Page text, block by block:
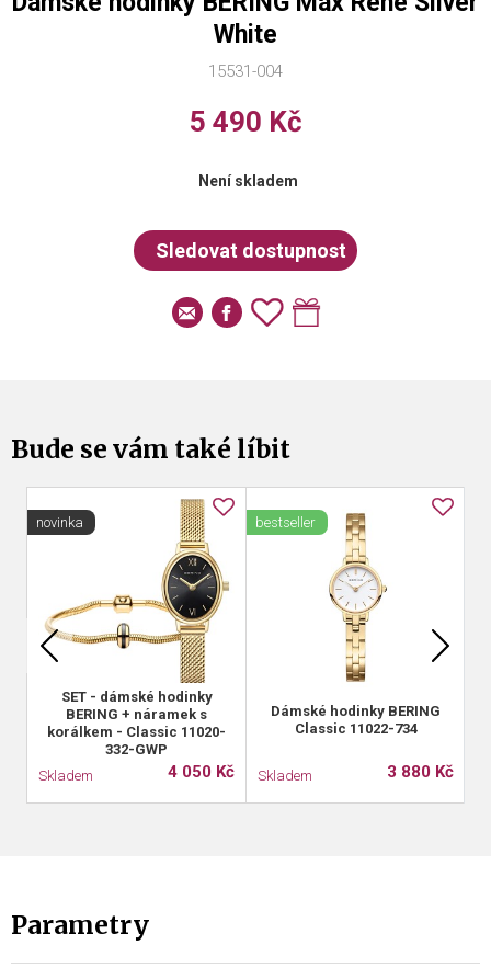
15531-004
White
5 490 Kč
Není skladem
Bude se vám také líbit
SET - dámské hodinky
BERING + náramek s
korálkem - Classic 11020-
332-GWP
novinka
Skladem 4 050 Kč
Dámské hodinky BERING
Classic 11022-734
bestseller
Skladem 3 880 Kč
Parametry